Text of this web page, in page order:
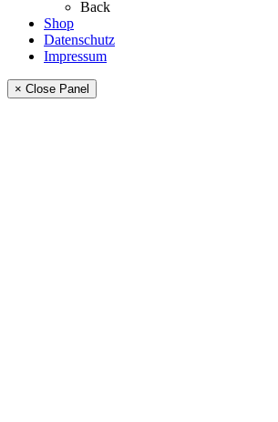
Back
Shop
Datenschutz
Impressum
× Close Panel